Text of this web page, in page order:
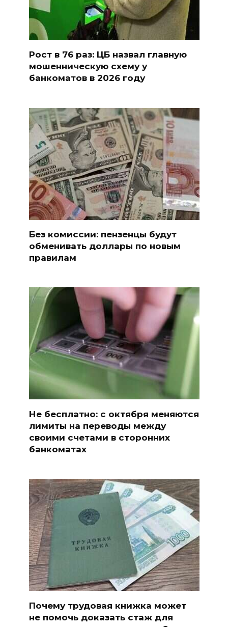
Рост в 76 раз: ЦБ назвал главную
мошенническую схему у
банкоматов в 2026 году
Без комиссии: пензенцы будут
обменивать доллары по новым
правилам
Не бесплатно: с октября меняются
лимиты на переводы между
своими счетами в сторонних
банкоматах
Почему трудовая книжка может
не помочь доказать стаж для